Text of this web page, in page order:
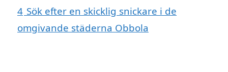
4 Sök efter en skicklig snickare i de
omgivande städerna Obbola